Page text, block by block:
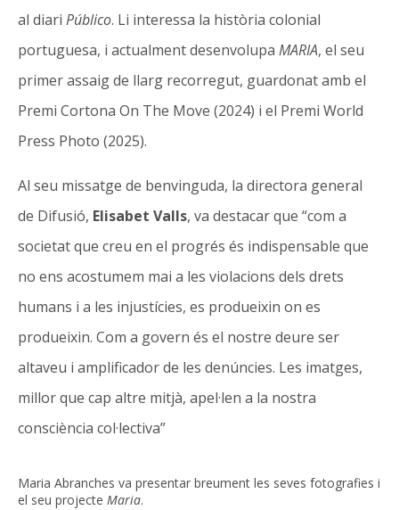
al diari Público. Li interessa la història colonial
portuguesa, i actualment desenvolupa MARIA, el seu
primer assaig de llarg recorregut, guardonat amb el
Premi Cortona On The Move (2024) i el Premi World
Press Photo (2025).
Al seu missatge de benvinguda, la directora general
de Difusió, Elisabet Valls, va destacar que “com a
societat que creu en el progrés és indispensable que
no ens acostumem mai a les violacions dels drets
humans i a les injustícies, es produeixin on es
produeixin. Com a govern és el nostre deure ser
altaveu i amplificador de les denúncies. Les imatges,
millor que cap altre mitjà, apel·len a la nostra
consciència col·lectiva”
Maria Abranches va presentar breument les seves fotografies i
el seu projecte Maria.